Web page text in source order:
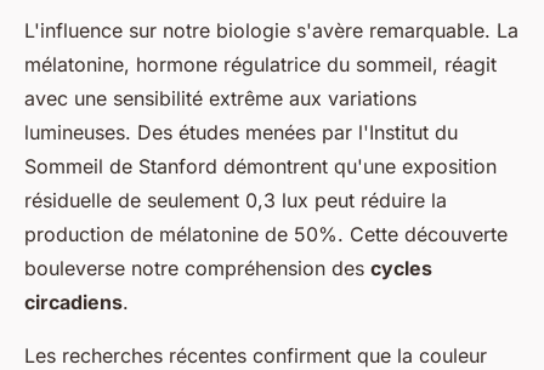
L'influence sur notre biologie s'avère remarquable. La
mélatonine, hormone régulatrice du sommeil, réagit
avec une sensibilité extrême aux variations
lumineuses. Des études menées par l'Institut du
Sommeil de Stanford démontrent qu'une exposition
résiduelle de seulement 0,3 lux peut réduire la
production de mélatonine de 50%. Cette découverte
bouleverse notre compréhension des cycles
circadiens.
Les recherches récentes confirment que la couleur